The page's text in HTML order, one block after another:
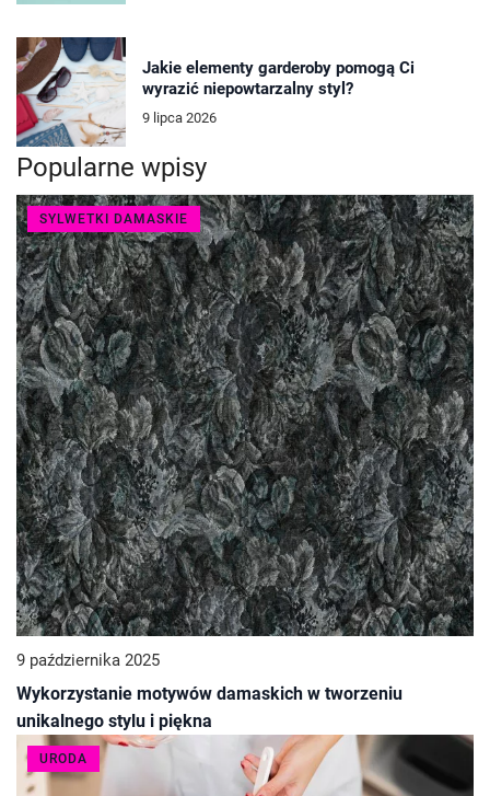
Jakie elementy garderoby pomogą Ci
wyrazić niepowtarzalny styl?
9 lipca 2026
Popularne wpisy
SYLWETKI DAMASKIE
9 października 2025
Wykorzystanie motywów damaskich w tworzeniu
unikalnego stylu i piękna
URODA